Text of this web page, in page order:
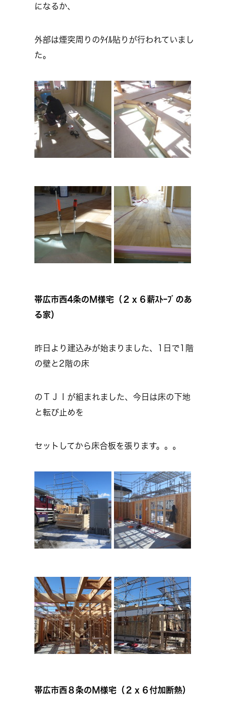
になるか、
外部は煙突周りのﾀｲﾙ貼りが行われていまし
た。
帯広市西4条のＭ様宅（２ｘ６薪ｽﾄｰﾌﾞのあ
る家）
昨日より建込みが始まりました、1日で1階
の壁と2階の床
のＴＪＩが組まれました、今日は床の下地
と転び止めを
セットしてから床合板を張ります。。。
帯広市西８条のＭ様宅（２ｘ６付加断熱）